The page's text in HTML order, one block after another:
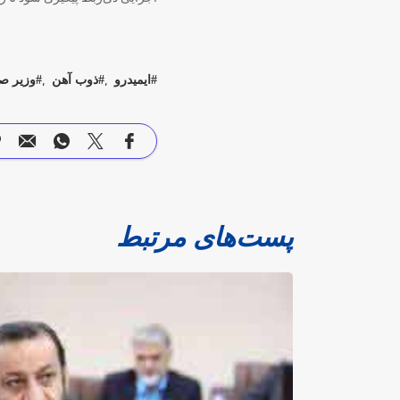
ایمیدرو ذوب آهن وزیر
پست‌های مرتبط